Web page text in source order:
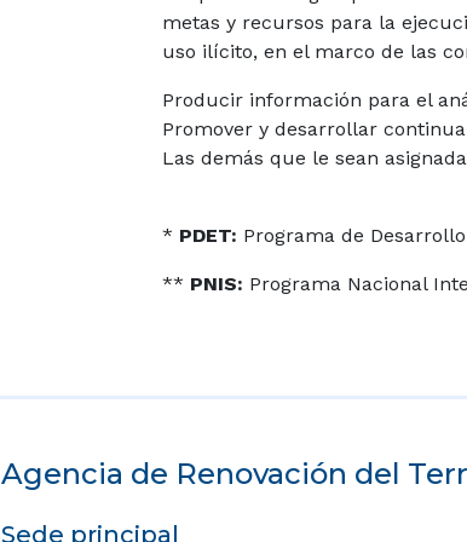
metas y recursos para la
uso ilícito, en el marco de las
Producir información para el
Promover y desarrollar
Las demás que le sean
* PDET: Programa de
** PNIS: Programa Nacional
Agencia de Renovación del
Sede principal